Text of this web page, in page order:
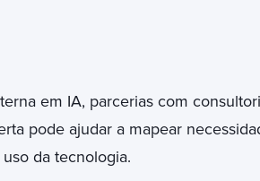
em IA, parcerias com
pode ajudar a mapear
da tecnologia.